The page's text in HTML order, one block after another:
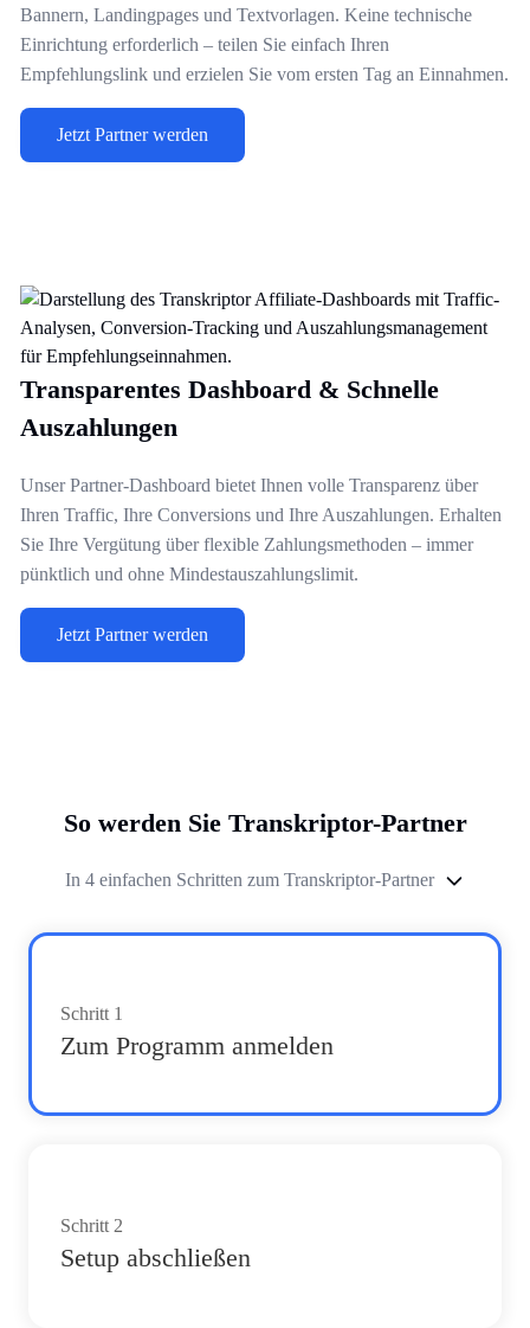
Bannern, Landingpages und Textvorlagen. Keine technische
Einrichtung erforderlich – teilen Sie einfach Ihren
Empfehlungslink und erzielen Sie vom ersten Tag an Einnahmen.
Jetzt Partner werden
Transparentes Dashboard & Schnelle
Auszahlungen
Unser Partner-Dashboard bietet Ihnen volle Transparenz über
Ihren Traffic, Ihre Conversions und Ihre Auszahlungen. Erhalten
Sie Ihre Vergütung über flexible Zahlungsmethoden – immer
pünktlich und ohne Mindestauszahlungslimit.
Jetzt Partner werden
So werden Sie Transkriptor-Partner
In 4 einfachen Schritten zum Transkriptor-Partner
Schritt 1
Zum Programm anmelden
Schritt 2
Setup abschließen